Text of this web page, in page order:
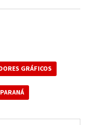
GRÁFICOS
PARANÁ